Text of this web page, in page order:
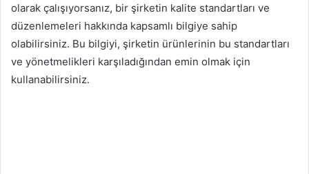
olarak çalışıyorsanız, bir şirketin kalite standartları ve
düzenlemeleri hakkında kapsamlı bilgiye sahip
olabilirsiniz. Bu bilgiyi, şirketin ürünlerinin bu standartları
ve yönetmelikleri karşıladığından emin olmak için
kullanabilirsiniz.